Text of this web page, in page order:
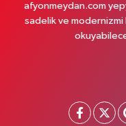
afyonmeydan.com
sadelik ve modernizmi